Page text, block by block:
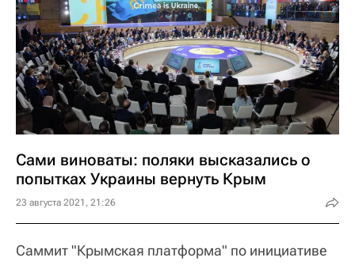
Сами виноваты: поляки высказались о
попытках Украины вернуть Крым
23 августа 2021, 21:26
Саммит "Крымская платформа" по инициативе